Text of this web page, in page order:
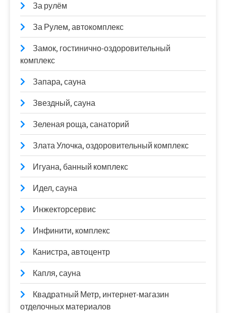
За рулём
За Рулем, автокомплекс
Замок, гостинично-оздоровительный
комплекс
Запара, сауна
Звездный, сауна
Зеленая роща, санаторий
Злата Улочка, оздоровительный комплекс
Игуана, банный комплекс
Идел, сауна
Инжекторсервис
Инфинити, комплекс
Канистра, автоцентр
Капля, сауна
Квадратный Метр, интернет-магазин
отделочных материалов